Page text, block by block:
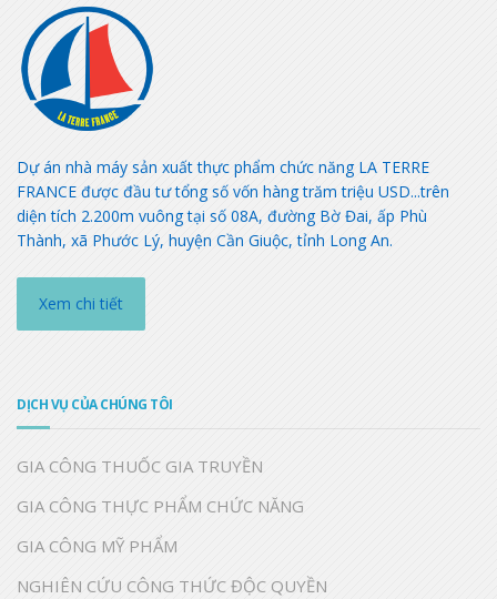
Dự án nhà máy sản xuất thực phẩm chức năng LA TERRE
FRANCE được đầu tư tổng số vốn hàng trăm triệu USD...trên
diện tích 2.200m vuông tại số 08A, đường Bờ Đai, ấp Phù
Thành, xã Phước Lý, huyện Cần Giuộc, tỉnh Long An.
Xem chi tiết
DỊCH VỤ CỦA CHÚNG TÔI
GIA CÔNG THUỐC GIA TRUYỀN
GIA CÔNG THỰC PHẨM CHỨC NĂNG
GIA CÔNG MỸ PHẨM
NGHIÊN CỨU CÔNG THỨC ĐỘC QUYỀN